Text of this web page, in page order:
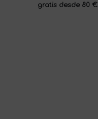
gratis desde 80 €